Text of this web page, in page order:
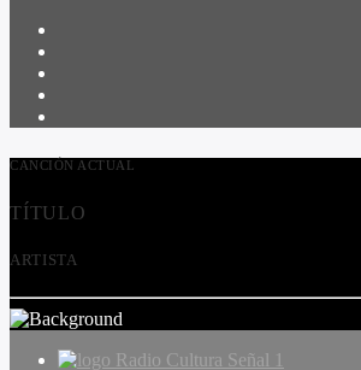
CANCIÓN ACTUAL
TÍTULO
ARTISTA
Radio Cultura Señal 1